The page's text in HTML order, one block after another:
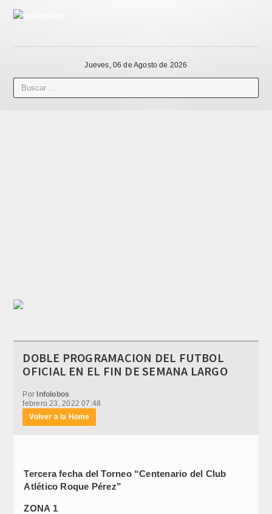
Jueves, 06 de Agosto de 2026
DOBLE PROGRAMACION DEL FUTBOL
OFICIAL EN EL FIN DE SEMANA LARGO
Por Infolobos
febrero 23, 2022 07:48
Volver a la Home
Tercera fecha del Torneo “Centenario del Club
Atlético Roque Pérez”
ZONA 1